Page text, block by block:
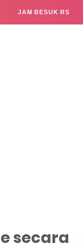
JAM BESUK RS
secara